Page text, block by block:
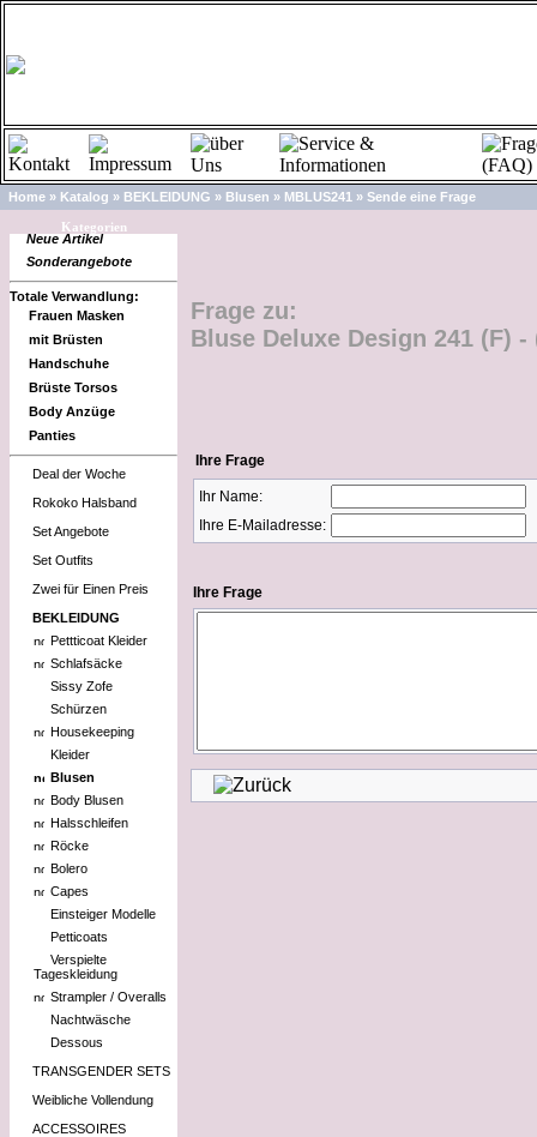
Home » Katalog » BEKLEIDUNG » Blusen » MBLUS241 » Sende eine Frage
Kategorien
Neue Artikel
Sonderangebote
Totale Verwandlung:
Frauen Masken
mit Brüsten
Handschuhe
Brüste Torsos
Body Anzüge
Panties
Deal der Woche
Rokoko Halsband
Set Angebote
Set Outfits
Zwei für Einen Preis
BEKLEIDUNG
Pettticoat Kleider
Schlafsäcke
Sissy Zofe
Schürzen
Housekeeping
Kleider
Blusen
Body Blusen
Halsschleifen
Röcke
Bolero
Capes
Einsteiger Modelle
Petticoats
Verspielte
Tageskleidung
Strampler / Overalls
Nachtwäsche
Dessous
TRANSGENDER SETS
Weibliche Vollendung
ACCESSOIRES
Frage zu:
Bluse Deluxe Design 241 (F) -
Ihre Frage
Ihr Name:
Ihre E-Mailadresse:
Ihre Frage